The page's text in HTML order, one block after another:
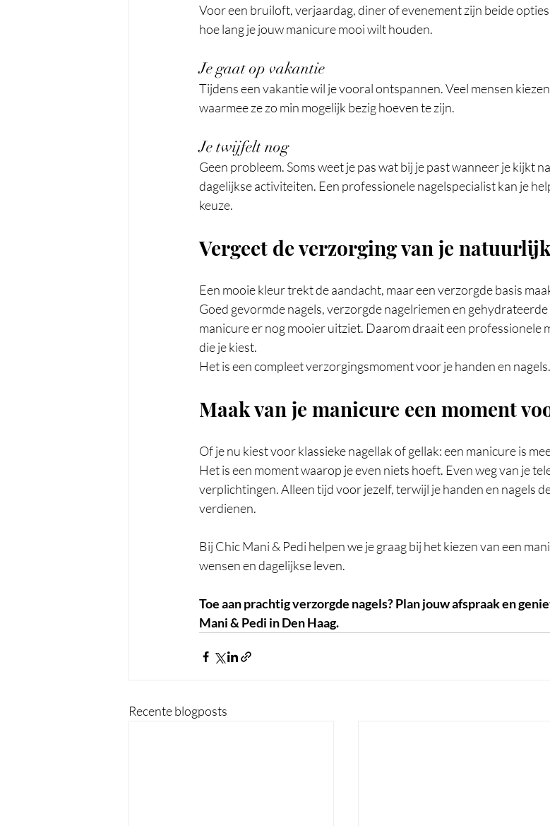
Voor een bruiloft, verjaardag, diner of evenement zijn beide
hoe lang je jouw manicure mooi wilt houden.
Je gaat op vakantie
Tijdens een vakantie wil je vooral ontspannen. Veel mensen
waarmee ze zo min mogelijk bezig hoeven te zijn.
Je twijfelt nog
Geen probleem. Soms weet je pas wat bij je past wanneer je kijkt
dagelijkse activiteiten. Een professionele nagelspecialist kan je
keuze.
Vergeet de verzorging van je
Een mooie kleur trekt de aandacht, maar een verzorgde basis
Goed gevormde nagels, verzorgde nagelriemen en
manicure er nog mooier uitziet. Daarom draait een professionele
die je kiest.
Het is een compleet verzorgingsmoment voor je handen en nagels.
Maak van je manicure een moment
Of je nu kiest voor klassieke nagellak of gellak: een manicure is
Het is een moment waarop je even niets hoeft. Even weg van je
verplichtingen. Alleen tijd voor jezelf, terwijl je handen en nagels
verdienen.
Bij Chic Mani & Pedi helpen we je graag bij het kiezen van een
wensen en dagelijkse leven.
Toe aan prachtig verzorgde nagels? Plan jouw afspraak en
Mani & Pedi in Den Haag.
Recente blogposts